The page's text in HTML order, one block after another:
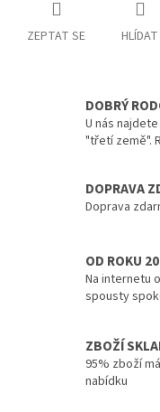
ZEPTAT SE HLÍDAT
DOBRÝ
U nás
"třetí země".
DOPRAVA
Doprava
OD ROKU
Na internetu
spousty
ZBOŽÍ
95% zboží
nabídku